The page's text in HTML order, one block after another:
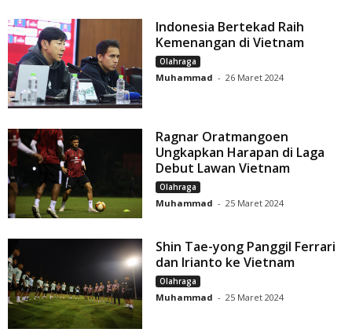
Indonesia Bertekad Raih
Kemenangan di Vietnam
Olahraga
Muhammad - 26 Maret 2024
Ragnar Oratmangoen
Ungkapkan Harapan di Laga
Debut Lawan Vietnam
Olahraga
Muhammad - 25 Maret 2024
Shin Tae-yong Panggil Ferrari
dan Irianto ke Vietnam
Olahraga
Muhammad - 25 Maret 2024